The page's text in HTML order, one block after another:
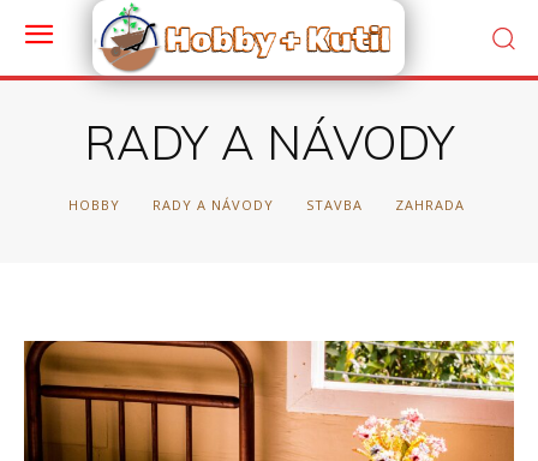
RADY A NÁVODY
HOBBY RADY A NÁVODY STAVBA ZAHRADA